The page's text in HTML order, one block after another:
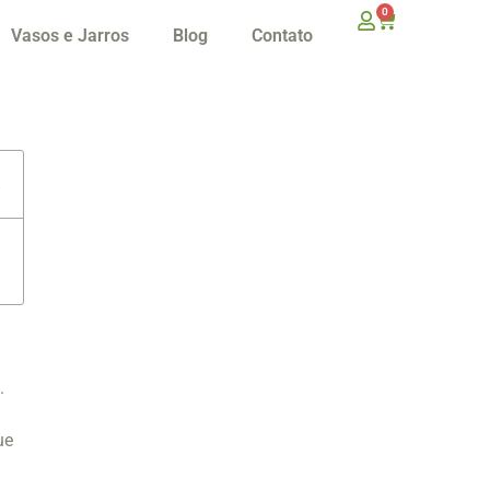
Vasos e Jarros Blog Contato
0